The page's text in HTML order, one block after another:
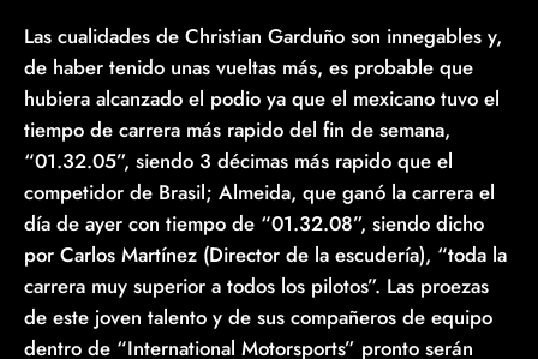
Las cualidades de Christian Garduño son innegables y,
de haber tenido unas vueltas más, es probable que
hubiera alcanzado el podio ya que el mexicano tuvo el
tiempo de carrera más rapido del fin de semana,
“01.32.05”, siendo 3 décimas más rapido que el
competidor de Brasil; Almeida, que ganó la carrera el
día de ayer con tiempo de “01.32.08”, siendo dicho
por Carlos Martínez (Director de la escudería), “toda la
carrera muy superior a todos los pilotos”. Las proezas
de este joven talento y de sus compañeros de equipo
dentro de “International Motorsports” pronto serán